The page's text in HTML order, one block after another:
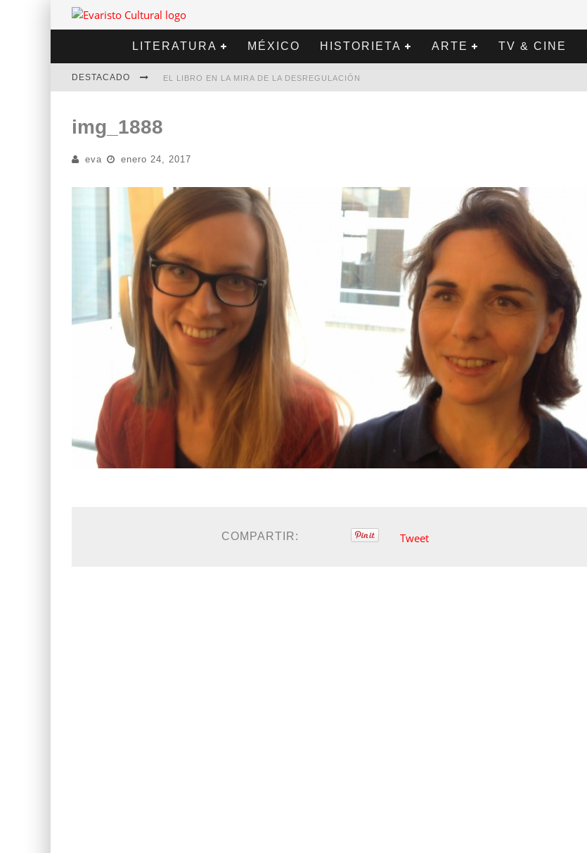
LITERATURA MÉXICO HISTORIETA ARTE TV & CINE
DESTACADO EL LIBRO EN LA MIRA DE LA DESREGULACIÓN
ALEJANDRA CORREA | LA NIEVE
img_1888
eva enero 24, 2017
COMPARTIR: Tweet